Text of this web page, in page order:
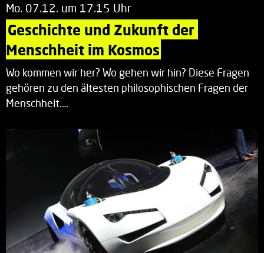
Mo. 07.12. um 17.15 Uhr
Geschichte und Zukunft der
Menschheit im Kosmos
Wo kommen wir her? Wo gehen wir hin? Diese Fragen
gehören zu den ältesten philosophischen Fragen der
Menschheit.…